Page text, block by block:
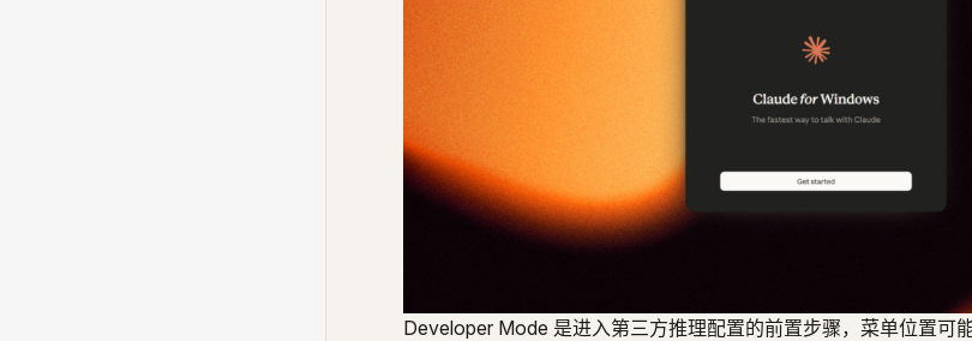
Developer Mode 是进入第三方推理配置的前置步骤，菜单位置可